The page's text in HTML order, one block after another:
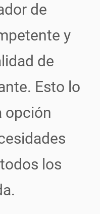
de
y
de
Esto lo
opción
los